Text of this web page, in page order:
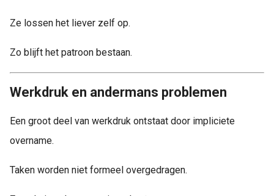
Ze lossen het liever zelf op.
Zo blijft het patroon bestaan.
Werkdruk en andermans problemen
Een groot deel van werkdruk ontstaat door impliciete
overname.
Taken worden niet formeel overgedragen.